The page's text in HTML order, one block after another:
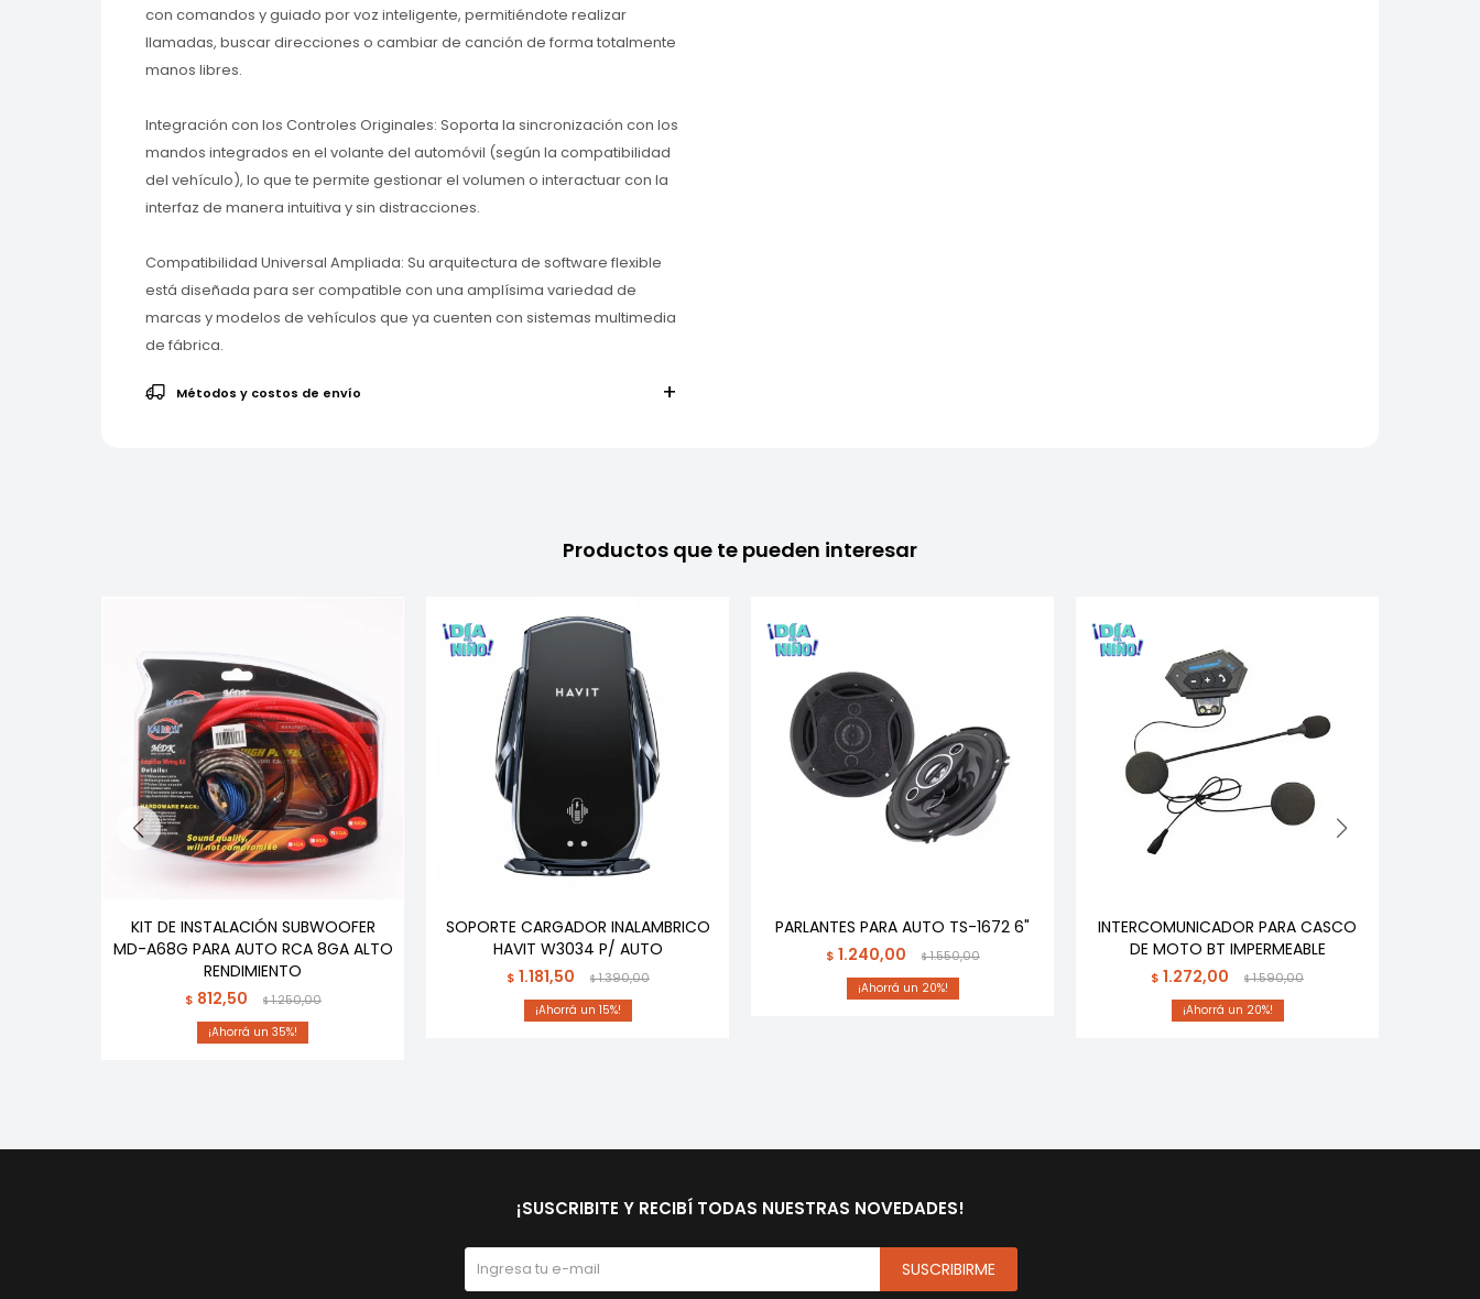
con comandos y guiado por voz inteligente, permitiéndote realizar
llamadas, buscar direcciones o cambiar de canción de forma totalmente
manos libres.
Integración con los Controles Originales: Soporta la sincronización con los
mandos integrados en el volante del automóvil (según la compatibilidad
del vehículo), lo que te permite gestionar el volumen o interactuar con la
interfaz de manera intuitiva y sin distracciones.
Compatibilidad Universal Ampliada: Su arquitectura de software flexible
está diseñada para ser compatible con una amplísima variedad de
marcas y modelos de vehículos que ya cuenten con sistemas multimedia
de fábrica.
Métodos y costos de envío
Productos que te pueden interesar
KIT DE INSTALACIÓN SUBWOOFER
MD-A68G PARA AUTO RCA 8GA ALTO
RENDIMIENTO
$ 812,50 $1.250,00
35
SOPORTE CARGADOR INALAMBRICO
HAVIT W3034 P/ AUTO
$ 1.181,50 $1.390,00
15
PARLANTES PARA AUTO TS-1672 6"
$ 1.240,00 $1.550,00
20
INTERCOMUNICADOR PARA CASCO
DE MOTO BT IMPERMEABLE
$ 1.272,00 $1.590,00
20
¡SUSCRIBITE Y RECIBÍ TODAS NUESTRAS NOVEDADES!
SUSCRIBIRME